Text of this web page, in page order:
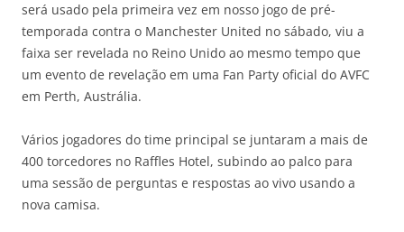
será usado pela primeira vez em nosso jogo de pré-
temporada contra o Manchester United no sábado, viu a
faixa ser revelada no Reino Unido ao mesmo tempo que
um evento de revelação em uma Fan Party oficial do AVFC
em Perth, Austrália.
Vários jogadores do time principal se juntaram a mais de
400 torcedores no Raffles Hotel, subindo ao palco para
uma sessão de perguntas e respostas ao vivo usando a
nova camisa.